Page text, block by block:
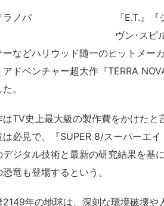
『E.T.』
ヴン･スピ
ーなどハリウッド随一のヒットメー
アドベンチャー超大作『TERRA
。
はTV史上最大級の製作費をかけたと
は必見で、『SUPER 8/スーパーエ
デジタル技術と最新の研究結果を基
恐竜も登場するという。
2149年の地球は、深刻な環境破壊や